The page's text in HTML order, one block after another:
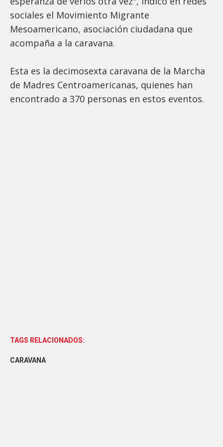
sociales el Movimiento Migrante
Mesoamericano, asociación ciudadana que
acompaña a la caravana.
Esta es la decimosexta caravana de la Marcha
de Madres Centroamericanas, quienes han
encontrado a 370 personas en estos eventos.
TAGS RELACIONADOS:
CARAVANA